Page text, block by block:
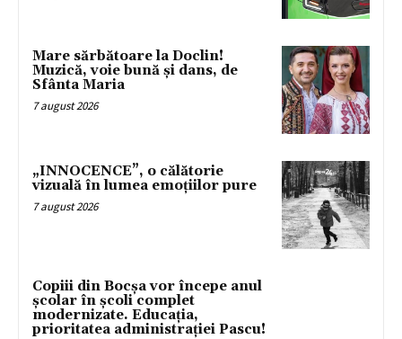
Mare sărbătoare la Doclin!
Muzică, voie bună și dans, de
Sfânta Maria
7 august 2026
„INNOCENCE”, o călătorie
vizuală în lumea emoțiilor pure
7 august 2026
Copiii din Bocșa vor începe anul
școlar în școli complet
modernizate. Educația,
prioritatea administrației Pascu!